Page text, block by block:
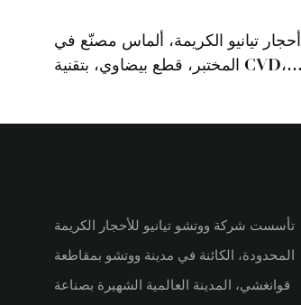
أحجار تيانيو الكريمة، ألماس مصنّع في
المختبر، قطع بيضاوي، بتقنية CVD،
تأسست شركة ووتشو تيانيو للأحجار الكريمة
المحدودة، الكائنة في مدينة ووتشو بمقاطعة
قوانغشي، المدينة العالمية الشهيرة بصناعة